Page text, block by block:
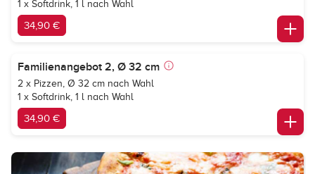
1 x Softdrink, 1 l nach Wahl
34,90 €
Familienangebot 2, Ø 32 cm
2 x Pizzen, Ø 32 cm nach Wahl
1 x Softdrink, 1 l nach Wahl
34,90 €